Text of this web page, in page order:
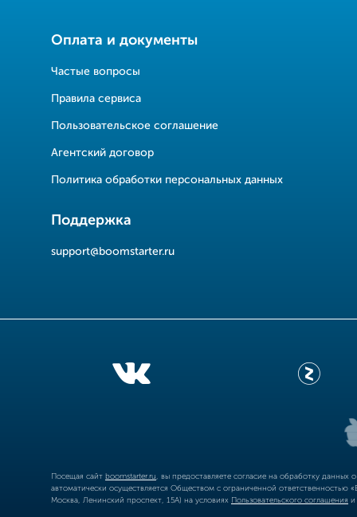
Оплата и документы
Частые вопросы
Правила сервиса
Пользовательское соглашение
Агентский договор
Политика обработки персональных данных
Поддержка
support@boomstarter.ru
Посещая сайт boomstarter.ru , вы предоставляете согласие на обработку
автоматически осуществляется Обществом с ограниченной
Москва, Ленинский проспект, 15А) на условиях Пользовательского соглашения и